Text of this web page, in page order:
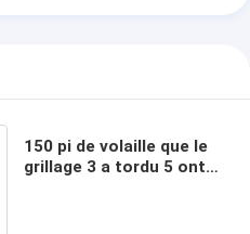
150 pi de volaille que le
grillage 3 a tordu 5 ont